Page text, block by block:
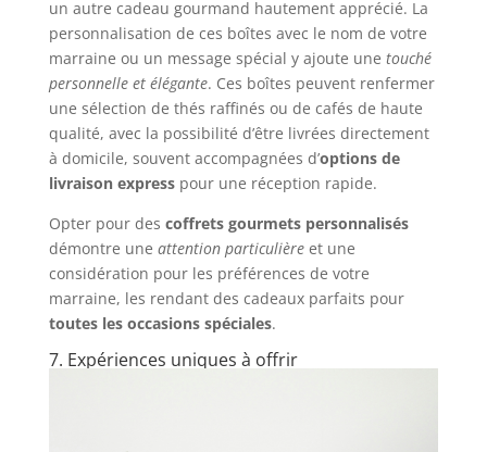
un autre cadeau gourmand hautement apprécié. La
personnalisation de ces boîtes avec le nom de votre
marraine ou un message spécial y ajoute une touché
personnelle et élégante. Ces boîtes peuvent renfermer
une sélection de thés raffinés ou de cafés de haute
qualité, avec la possibilité d’être livrées directement
à domicile, souvent accompagnées d’options de
livraison expresspour une réception rapide.
Opter pour des coffrets gourmets personnalisés
démontre une attention particulièreet une
considération pour les préférences de votre
marraine, les rendant des cadeaux parfaits pour
toutes les occasions spéciales.
7. Expériences uniques à offrir